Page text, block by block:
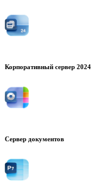
Корпоративный сервер 2024
Сервер документов